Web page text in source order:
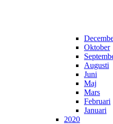
Oktober
Augusti
Juni
Maj
Mars
Februari
Januari
2020